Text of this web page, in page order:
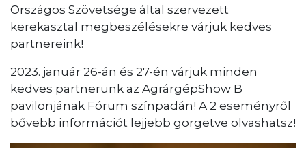
Országos Szövetsége által szervezett
kerekasztal megbeszélésekre várjuk kedves
partnereink!
2023. január 26-án és 27-én várjuk minden
kedves partnerünk az AgrárgépShow B
pavilonjának Fórum színpadán! A 2 eseményről
bővebb információt lejjebb görgetve olvashatsz!